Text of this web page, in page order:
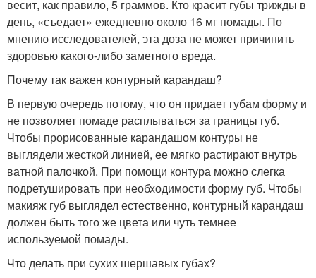
весит, как правило, 5 граммов. Кто красит губы трижды в
день, «съедает» ежедневно около 16 мг помады. По
мнению исследователей, эта доза не может причинить
здоровью какого-либо заметного вреда.
Почему так важен контурный карандаш?
В первую очередь потому, что он придает губам форму и
не позволяет помаде расплываться за границы губ.
Чтобы прорисованные карандашом контуры не
выглядели жесткой линией, ее мягко растирают внутрь
ватной палочкой. При помощи контура можно слегка
подретушировать при необходимости форму губ. Чтобы
макияж губ выглядел естественно, контурный карандаш
должен быть того же цвета или чуть темнее
используемой помады.
Что делать при сухих шершавых губах?